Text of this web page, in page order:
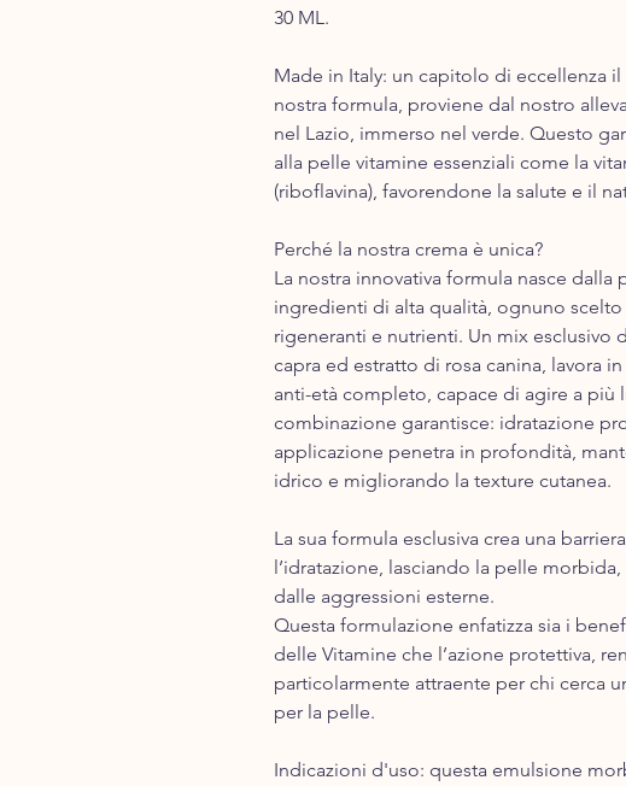
30 ML.
Made in Italy: un capitolo di eccellenza
nostra formula, proviene da​l nostro
nel Lazio, immerso nel verde. Questo
alla pelle vitamine essenziali come la
(riboflavina), favorendone la salute e il
​Perché la nostra crema è unica?
La nostra innovativa formula nasce dalla
ingredienti di alta qualità, ognuno
rigeneranti e nutrienti. Un mix esclusivo
capra ed estratto di rosa canina, lavora
anti-età completo, capace di agire a più
combinazione garantisce: idratazione
applicazione penetra in profondità,
idrico e migliorando la texture cutanea.
La sua formula esclusiva crea una
l’idratazione, lasciando la pelle
dalle aggressioni esterne.
Questa formulazione enfatizza sia i
delle Vitamine che l’azione protettiva,
particolarmente attraente per chi cerca
per la pelle.
Indicazioni d'uso: questa emulsione